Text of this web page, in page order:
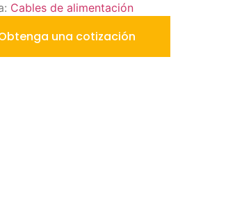
Cables de alimentación
una cotización